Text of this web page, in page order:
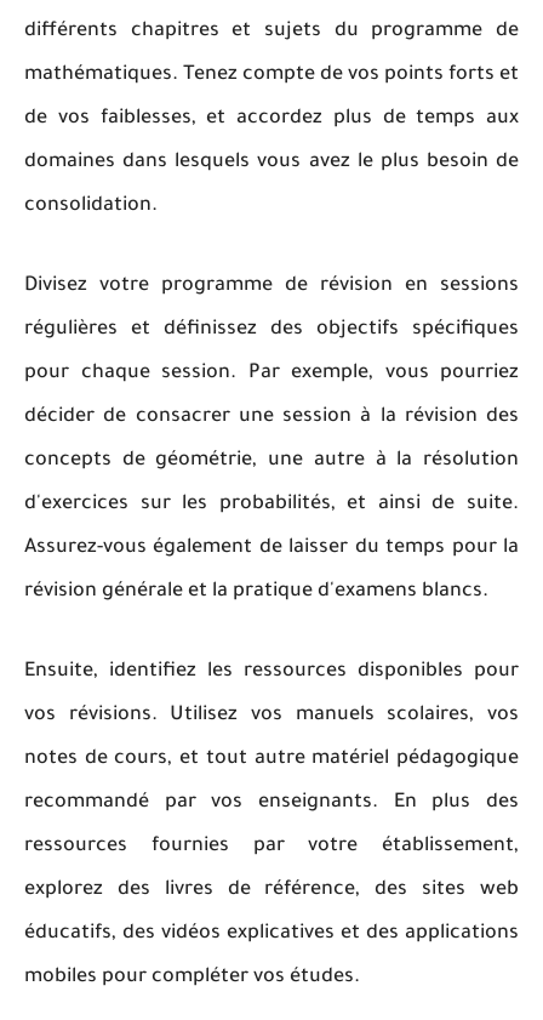
différents chapitres et sujets du programme de
mathématiques. Tenez compte de vos points forts et
de vos faiblesses, et accordez plus de temps aux
domaines dans lesquels vous avez le plus besoin de
consolidation.
Divisez votre programme de révision en sessions
régulières et définissez des objectifs spécifiques
pour chaque session. Par exemple, vous pourriez
décider de consacrer une session à la révision des
concepts de géométrie, une autre à la résolution
d'exercices sur les probabilités, et ainsi de suite.
Assurez-vous également de laisser du temps pour la
révision générale et la pratique d'examens blancs.
Ensuite, identifiez les ressources disponibles pour
vos révisions. Utilisez vos manuels scolaires, vos
notes de cours, et tout autre matériel pédagogique
recommandé par vos enseignants. En plus des
ressources fournies par votre établissement,
explorez des livres de référence, des sites web
éducatifs, des vidéos explicatives et des applications
mobiles pour compléter vos études.